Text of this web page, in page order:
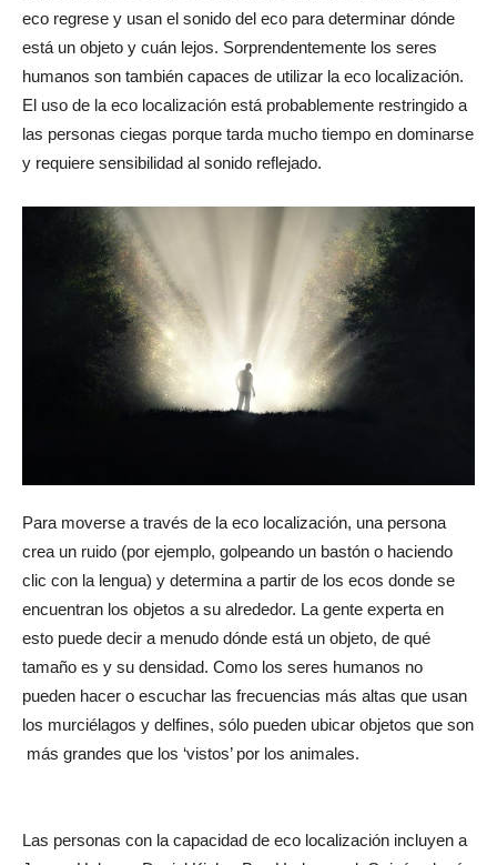
eco regrese y usan el sonido del eco para determinar dónde
está un objeto y cuán lejos. Sorprendentemente los seres
humanos son también capaces de utilizar la eco localización.
El uso de la eco localización está probablemente restringido a
las personas ciegas porque tarda mucho tiempo en dominarse
y requiere sensibilidad al sonido reflejado.
Para moverse a través de la eco localización, una persona
crea un ruido (por ejemplo, golpeando un bastón o haciendo
clic con la lengua) y determina a partir de los ecos donde se
encuentran los objetos a su alrededor. La gente experta en
esto puede decir a menudo dónde está un objeto, de qué
tamaño es y su densidad. Como los seres humanos no
pueden hacer o escuchar las frecuencias más altas que usan
los murciélagos y delfines, sólo pueden ubicar objetos que son
más grandes que los ‘vistos’ por los animales.
Las personas con la capacidad de eco localización incluyen a